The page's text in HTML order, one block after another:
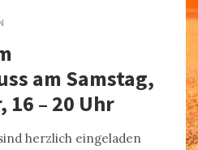
am Samstag,
16 – 20 Uhr
herzlich eingeladen